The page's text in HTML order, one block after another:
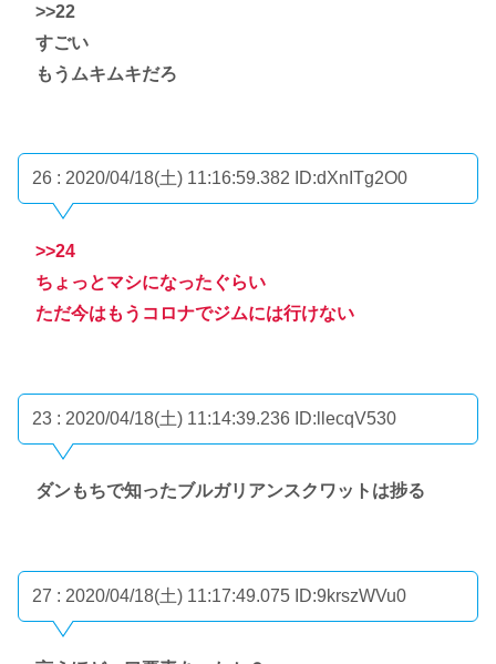
>>22
すごい
もうムキムキだろ
26 : 2020/04/18(土) 11:16:59.382 ID:dXnITg2O0
>>24
ちょっとマシになったぐらい
ただ今はもうコロナでジムには行けない
23 : 2020/04/18(土) 11:14:39.236 ID:llecqV530
ダンもちで知ったブルガリアンスクワットは捗る
27 : 2020/04/18(土) 11:17:49.075 ID:9krszWVu0